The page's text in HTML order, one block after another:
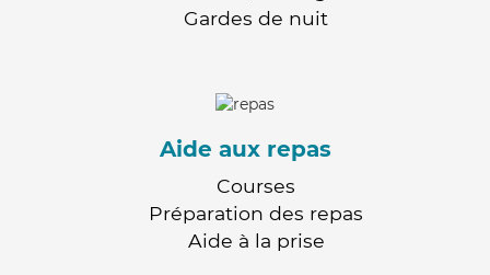
Gardes de nuit
Aide aux repas
Courses
Préparation des repas
Aide à la prise